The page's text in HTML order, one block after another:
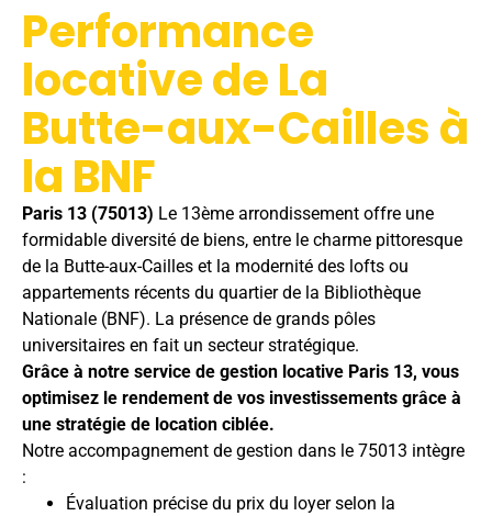
Performance
locative de La
Butte-aux-Cailles à
la BNF
Paris 13 (75013) Le 13ème arrondissement offre une
formidable diversité de biens, entre le charme pittoresque
de la Butte-aux-Cailles et la modernité des lofts ou
appartements récents du quartier de la Bibliothèque
Nationale (BNF). La présence de grands pôles
universitaires en fait un secteur stratégique.
Grâce à notre service de gestion locative Paris 13, vous
optimisez le rendement de vos investissements grâce à
une stratégie de location ciblée.
Notre accompagnement de gestion dans le 75013 intègre
:
Évaluation précise du prix du loyer selon la